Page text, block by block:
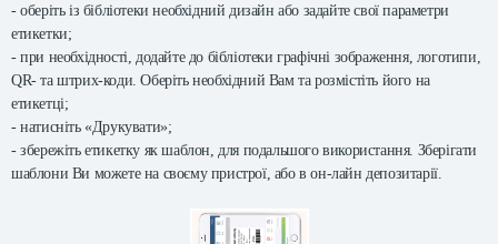
- оберіть із бібліотеки необхідний дизайн або задайте свої параметри
етикетки;
- при необхідності, додайте до бібліотеки графічні зображення, логотипи,
QR- та штрих-коди. Оберіть необхідний Вам та розмістіть його на
етикетці;
- натисніть «Друкувати»;
- збережіть етикетку як шаблон, для подальшого використання. Зберігати
шаблони Ви можете на своєму пристрої, або в он-лайн депозитарії.